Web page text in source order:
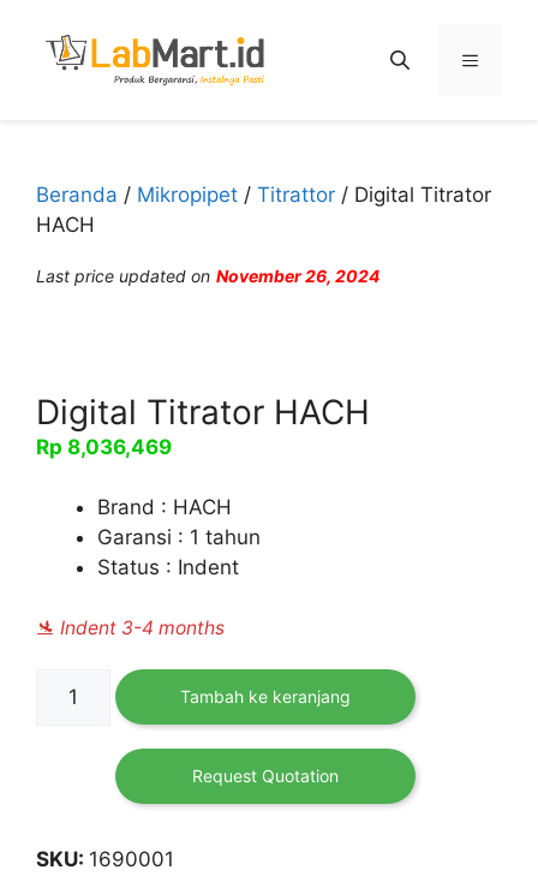
Menu
Beranda / Mikropipet / Titrattor / Digital Titrator
HACH
Last price updated on November 26, 2024
Digital Titrator HACH
Rp 8,036,469
Brand : HACH
Garansi : 1 tahun
Status : Indent
🛬 Indent 3-4 months
Kuantitas
Digital
Tambah ke keranjang
Request Quotation
SKU: 1690001